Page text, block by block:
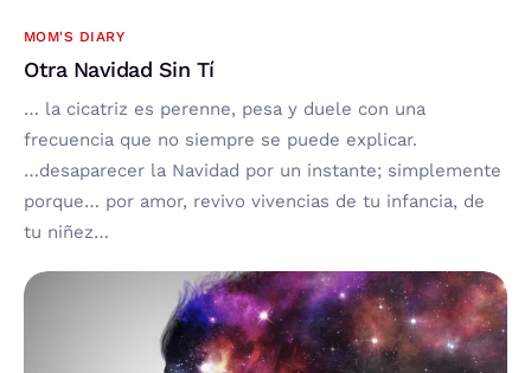
MOM'S DIARY
Otra Navidad Sin Tí
… la cicatriz es perenne, pesa y duele con una
frecuencia que no siempre se puede explicar.
…desaparecer la Navidad por un instante; simplemente
porque… por amor, revivo vivencias de tu infancia, de
tu niñez…